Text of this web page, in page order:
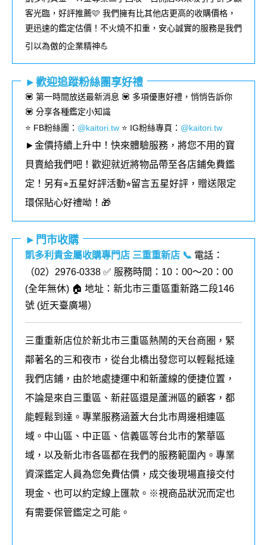
客光臨，好評推薦🩷 我們擁有比其他店更高的收購價格，
更迅速的鑑定估價！不火燒不扣重，安心誠實的服務是我們
引以為傲的企業精神💪
►歡迎追蹤粉絲團享好禮
💟 第一時間放送最新消息 💟 多項優惠好禮，悄悄告訴你
💟 分享各種鑑定小知識
⭐️ FB粉絲團 ： @kaitori.tw ⭐️ IG粉絲專頁 ： @kaitori.tw
►金價持續上升中！快來體驗服務，將您不用的寶
貝賣給我們吧！歡迎就近將物品帶至各店鋪免費鑑
定！ 另有⭐︎五星好評活動⭐︎留言五星好評，贈送限定
環保貼心好禮呦！🎁
►門市收購
凱多利貴金屬收購專門店 三重重新店 📞 電話：
（02）2976-0338 ✅ 服務時間：10：00～20：00
(全年無休) 🏠 地址：新北市三重區重新路二段146
號 (近天臺廣場）
三重重新店位於新北市三重區熱鬧的天台商圈，緊
鄰著名的三和夜市，從台北橋出發您可以輕鬆抵達
我們店鋪，由於地處捷運中和新蘆線的便捷位置，
不論是來自三重區、新莊區還是蘆洲區的顧客，都
能輕鬆到達。專業服務涵蓋大台北市周邊相連區
域。中山區、中正區、信義區等台北市的繁華區
域，以及新北市各區都在我們的服務範圍內 。 專業
資深鑑定人員為您免費估價，成交後現場直接交付
現金、也可以約定線上匯款。 ※視商品狀況而定也
有需要保管鑑定之可能。